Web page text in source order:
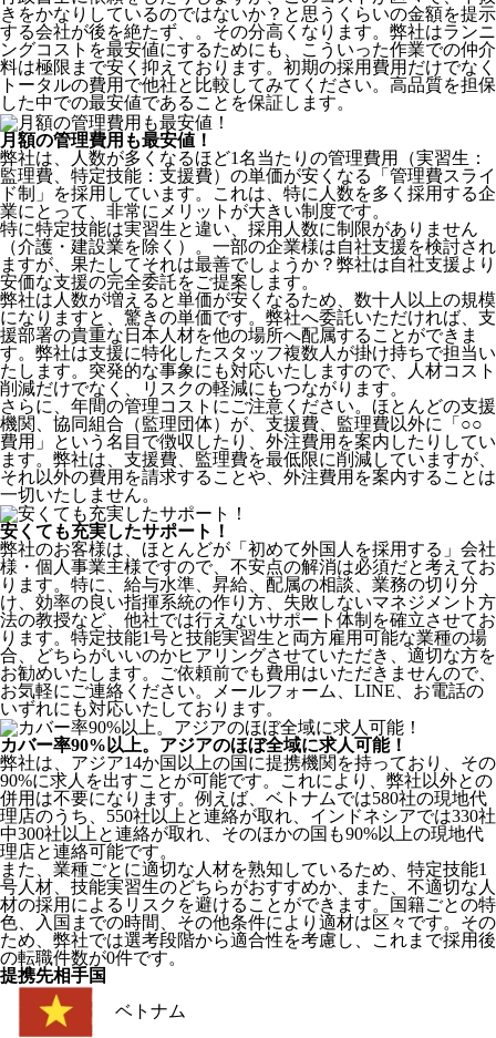
きをかなりしているのではないか？と思うくらいの金額を提示
する会社が後を絶たず、。その分高くなります。弊社はランニ
ングコストを最安値にするためにも、こういった作業での仲介
料は極限まで安く抑えております。 初期の採用費用だけでなく
トータルの費用で他社と比較してみてください。 高品質を担保
した中での最安値であることを保証します。
月額の管理費用も最安値！
弊社は、
人数が多くなるほど1名当たりの管理費用（実習生：
監理費、特定技能：支援費）の単価が安くなる「管理費スライ
ド制」を採用 しています。これは、特に人数を多く採用する企
業にとって、非常にメリットが大きい制度です。
特に特定技能は実習生と違い、採用人数に制限がありません
（介護・建設業を除く）。一部の企業様は自社支援を検討され
ますが、果たしてそれは最善でしょうか？弊社は自社支援より
安価な支援の完全委託をご提案します。
弊社は人数が増えると単価が安くなるため、数十人以上の規模
になりますと、驚きの単価です。弊社へ委託いただければ、支
援部署の貴重な日本人材を他の場所へ配属することができま
す。弊社は支援に特化したスタッフ複数人が掛け持ちで担当い
たします。突発的な事象にも対応いたしますので、人材コスト
削減だけでなく、リスクの軽減にもつながります。
さらに、年間の管理コストにご注意ください。ほとんどの支援
機関、協同組合（監理団体）が、支援費、監理費以外に「○○
費用」という名目で徴収したり、外注費用を案内したりしてい
ます。弊社は、支援費、監理費を最低限に削減していますが、
それ以外の費用を請求することや、外注費用を案内することは
一切いたしません。
安くても充実したサポート！
弊社のお客様は、ほとんどが 「初めて外国人を採用する」 会社
様・個人事業主様ですので、不安点の解消は必須だと考えてお
ります。特に、給与水準、昇給、配属の相談、業務の切り分
け、効率の良い指揮系統の作り方、失敗しないマネジメント方
法の教授など、 他社では行えないサポート体制 を確立させてお
ります。特定技能1号と技能実習生と両方雇用可能な業種の場
合、どちらがいいのかヒアリングさせていただき、適切な方を
お勧めいたします。ご依頼前でも費用はいただきませんので、
お気軽にご連絡ください。メールフォーム、LINE、お電話の
いずれにも対応いたしております。
カバー率90%以上。アジアのほぼ全域に求人可能！
弊社は、 アジア14か国以上の国に提携機関を持っており、その
90%に求人を出すことが可能です。これにより、弊社以外との
併用は不要になります。例えば、ベトナムでは580社の現地代
理店のうち、550社以上と連絡が取れ、インドネシアでは330社
中300社以上と連絡が取れ、そのほかの国も90%以上の現地代
理店と連絡可能です。
また、業種ごとに適切な人材を熟知しているため、特定技能1
号人材、技能実習生のどちらがおすすめか、また、不適切な人
材の採用によるリスクを避けることができます。国籍ごとの特
色、入国までの時間、その他条件により適材は区々です。その
ため、弊社では選考段階から適合性を考慮し、これまで採用後
の転職件数が0件です。
提携先相手国
ベトナム